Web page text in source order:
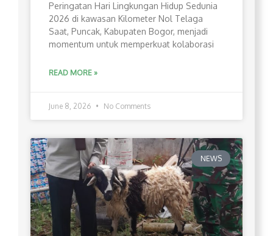
Peringatan Hari Lingkungan Hidup Sedunia
2026 di kawasan Kilometer Nol Telaga
Saat, Puncak, Kabupaten Bogor, menjadi
momentum untuk memperkuat kolaborasi
READ MORE »
June 8, 2026 No Comments
NEWS